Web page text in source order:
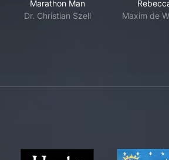
Marathon Man
Dr. Christian Szell
Maxim de